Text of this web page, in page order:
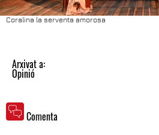
Coralina la serventa amorosa
Arxivat a:
Opinió
Comenta